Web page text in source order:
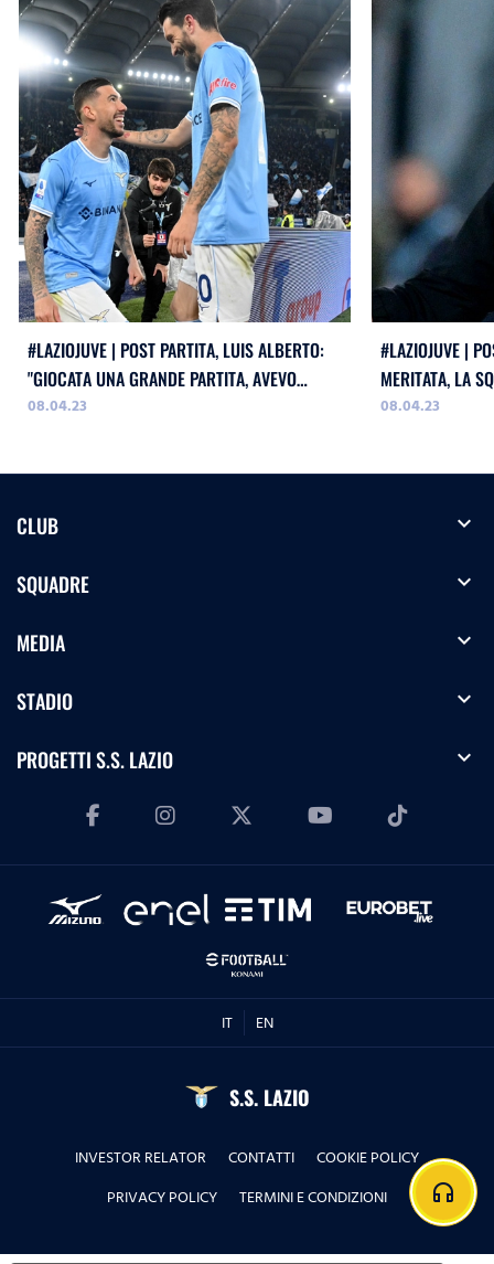
#LAZIOJUVE | POST PARTITA, LUIS ALBERTO:
"GIOCATA UNA GRANDE PARTITA, AVEVO
BISOGNO DI TORNARE A SIGLARE UN ASSIST"
08.04.23
#LAZIOJUVE |
MERITATA, LA
TANTI ASPETTI"
08.04.23
CLUB expand_more
SQUADRE expand_more
MEDIA expand_more
STADIO expand_more
PROGETTI S.S. LAZIO expand_more
IT EN
S.S. LAZIO
INVESTOR RELATOR CONTATTI
COOKIE POLICY
PRIVACY POLICY
TERMINI E CONDIZIONI headphones